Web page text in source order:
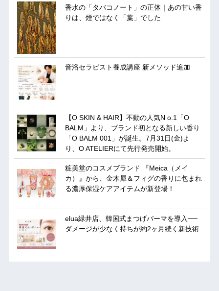
香水の「タバコノート」の正体｜あの甘い香
りは、煙ではなく「葉」でした
音浴セラピスト養成講座 新メソッド追加
【O SKIN & HAIR】不動の人気N o.1「O
BALM」より、ブランド初となる新しい香り
「O BALM 001」が誕生。7月31日(金)よ
り、O ATELIERにて先行発売開始。
粧美堂のコスメブランド 『Meica（メイ
カ）』から、金木犀＆フィグの香りに包まれ
る濃厚保湿ケアアイテムが新登場！
elua緑井店、韓国式まつげパーマを導入──
ダメージが少なく持ちが約2ヶ月続く新技術